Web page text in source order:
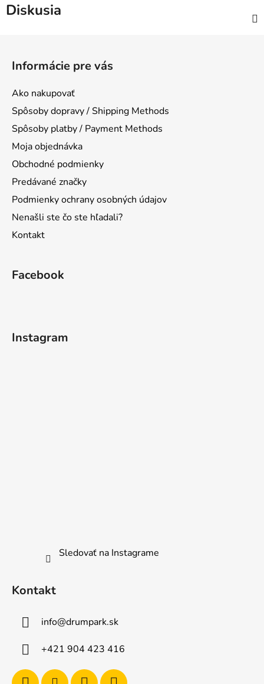
Diskusia
Informácie pre vás
Ako nakupovať
Spôsoby dopravy / Shipping Methods
Spôsoby platby / Payment Methods
Moja objednávka
Obchodné podmienky
Predávané značky
Podmienky ochrany osobných údajov
Nenašli ste čo ste hľadali?
Kontakt
Facebook
Instagram
Sledovať na Instagrame
Kontakt
info@drumpark.sk
+421 904 423 416